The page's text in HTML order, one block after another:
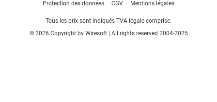
Protection des données
CGV Mentions légales
Tous les prix sont indiqués TVA légale comprise.
© 2026 Copyright by Wiresoft | All rights reserved 2004-2025